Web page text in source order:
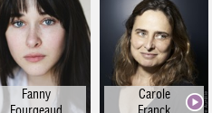
Fanny
Carole